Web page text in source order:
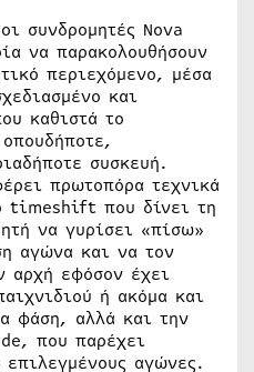
συνδρομητές Nova
να παρακολουθήσουν
περιεχόμενο, μέσα
και
καθιστά το
συσκευή.
πρωτοπόρα τεχνικά
timeshift που δίνει τη
να γυρίσει «πίσω»
αγώνα και να τον
αρχή εφόσον έχει
ή ακόμα και
φάση, αλλά και την
που παρέχει
επιλεγμένους αγώνες.